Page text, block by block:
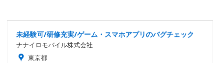
未経験可/研修充実/ゲーム・スマホアプリのバグチェック
ナナイロモバイル株式会社
東京都